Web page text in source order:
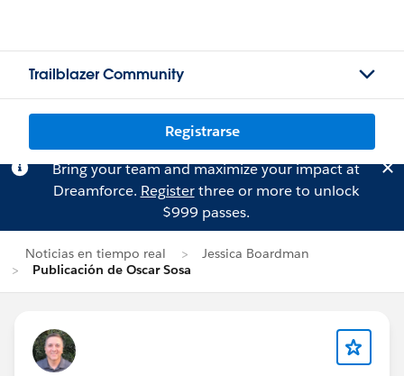
Trailblazer Community
Registrarse
Bring your team and maximize your impact at
Dreamforce. Registerthree or more to unlock
$999 passes.
Noticias en tiempo real
Jessica Boardman
Publicación de Oscar Sosa